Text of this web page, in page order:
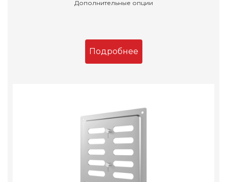
Дополнительные опции
Подробнее